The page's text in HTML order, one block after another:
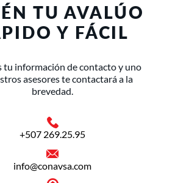
TU AVALÚO
Y FÁCIL
tu información de contacto y uno
asesores te contactará a la
brevedad.
+507 269.25.95
info@conavsa.com